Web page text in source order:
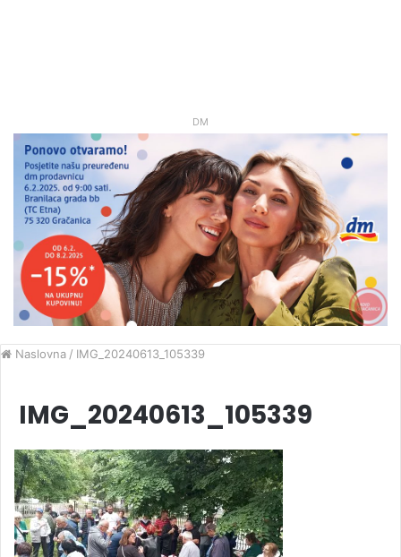
DM
Naslovna / IMG_20240613_105339
IMG_20240613_105339